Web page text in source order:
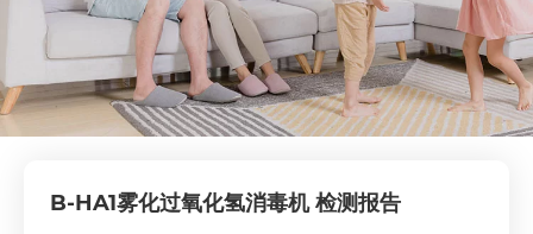
B-HA1雾化过氧化氢消毒机 检测报告